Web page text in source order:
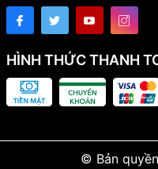
HÌNH THỨC THANH
© Bản